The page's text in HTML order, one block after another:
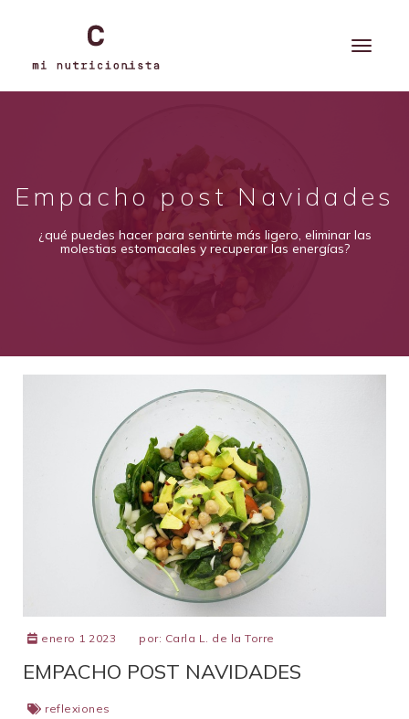
Empacho post Navidades
¿qué puedes hacer para sentirte más ligero, eliminar las
molestias estomacales y recuperar las energías?
enero 1 2023 por: Carla L. de la Torre
EMPACHO POST NAVIDADES
reflexiones